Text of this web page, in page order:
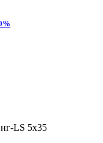
LS 5х35